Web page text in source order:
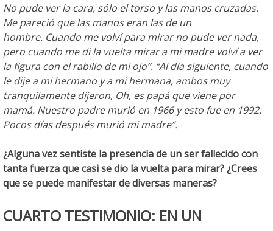
No pude ver la cara, sólo el torso y las manos cruzadas.
Me pareció que las manos eran las de un
hombre. Cuando me volví para mirar no pude ver nada,
pero cuando me di la vuelta mirar a mi madre volví a ver
la figura con el rabillo de mi ojo”. “Al día siguiente, cuando
le dije a mi hermano y a mi hermana, ambos muy
tranquilamente dijeron, Oh, es papá que viene por
mamá. Nuestro padre murió en 1966 y esto fue en 1992.
Pocos días después murió mi madre”.
¿Alguna vez sentiste la presencia de un ser fallecido con
tanta fuerza que casi se dio la vuelta para mirar? ¿Crees
que se puede manifestar de diversas maneras?
CUARTO TESTIMONIO: EN UN